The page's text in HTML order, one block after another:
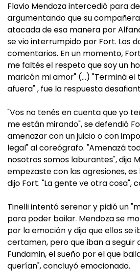
Flavio Mendoza intercedió para
argumentando que su
atacada de esa manera por
se vio interrumpido por Fort. Los
comentarios. En un momento,
me faltés el respeto que soy un
maricón mi amor" (…) "Terminá el
afuera" , fue la respuesta
"Vos no tenés en cuenta que yo
me están mirando", se defendió
amenazar con un juicio o con
legal" al coreógrafo. "Amenazá
nosotros somos laburantes", dijo
empezaste con las agresiones, es
dijo Fort. "La gente ve otra cosa",
Tinelli intentó serenar y pidió un
para poder bailar. Mendoza se
por la emoción y dijo que ellos se
certamen, pero que iban a seguir
Fundamin, el sueño por el que
querían", concluyó emocionado.